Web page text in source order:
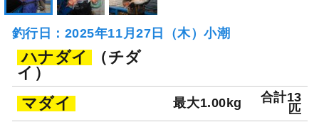
釣行日：2025年11月27日（木）小潮
ハナダイ
（チダ
イ）
マダイ
最大1.00kg
合計13
匹